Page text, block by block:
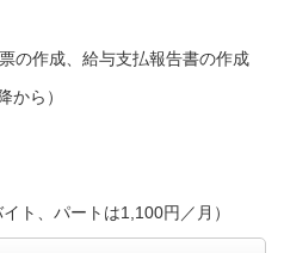
の作成、給与支払報告書の作成
から）
ト、パートは1,100円／月）